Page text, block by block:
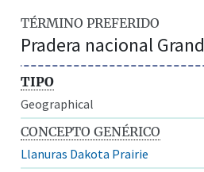
TÉRMINO PREFERIDO
Pradera nacional
TIPO
Geographical
CONCEPTO GENÉRICO
Llanuras Dakota Prairie